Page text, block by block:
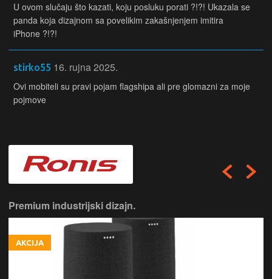
U ovom slučaju što kazati, koju posluku porati ?!?! Ukazala se
panda koja dizajnom sa povelikim zakašnjenjem imitira
iPhone ?!?!
stirko55 16. rujna 2025.
Ovi mobiteli su pravi pojam flagshipa ali pre glomazni za moje
pojmove
Premium industrijski dizajn.
AKCIJA